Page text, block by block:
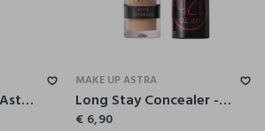
Color Concealer - Astra Make-Up
MAKE UP ASTRA
Long Stay Concealer - Astra Make-Up
€ 6,90